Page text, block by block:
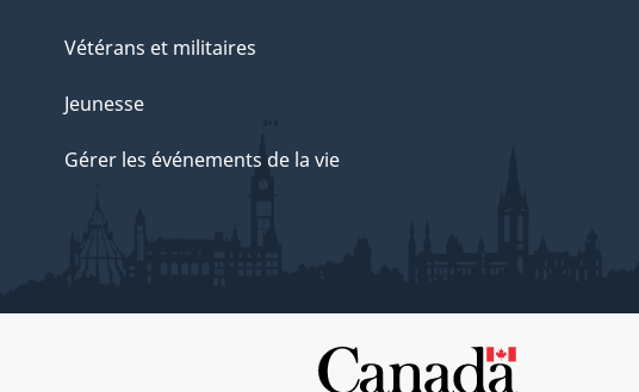
Vétérans et militaires
Jeunesse
Gérer les événements de la vie